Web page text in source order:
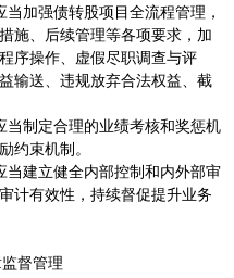
加强债转股项目全流程管理，
施、后续管理等各项要求，加
序操作、虚假尽职调查与评
输送、违规放弃合法权益、截
当制定合理的业绩考核和奖惩机
约束机制。
当建立健全内部控制和内外部审
计有效性，持续督促提升业务
督管理